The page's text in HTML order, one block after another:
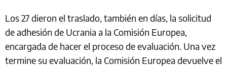
Los 27 dieron el traslado, también en días, la solicitud
de adhesión de Ucrania a la Comisión Europea,
encargada de hacer el proceso de evaluación. Una vez
termine su evaluación, la Comisión Europea devuelve el